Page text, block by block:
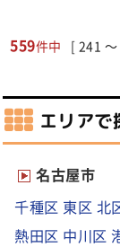
559件中 [ 241
エリア
名古屋市
千種区 東区 北
熱田区 中川区